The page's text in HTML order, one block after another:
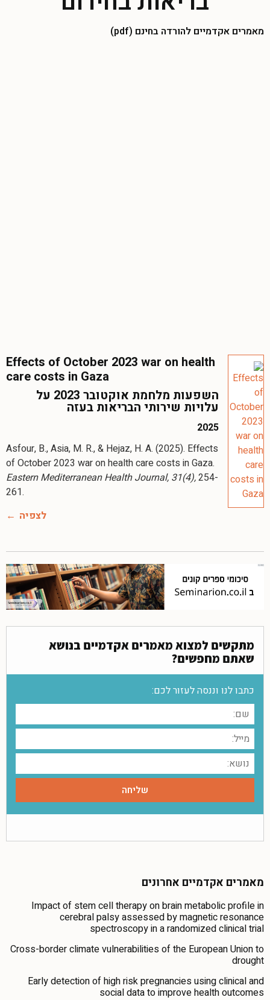
מאמרים אקדמיים להורדה בחינם (pdf)
Effects of October 2023 war on health
care costs in Gaza
השפעות מלחמת אוקטובר 2023 על
עלויות שירותי הבריאות בעזה
2025
Asfour, B., Asia, M. R., & Hejaz, H. A. (2025). Effects
of October 2023 war on health care costs in Gaza.
Eastern Mediterranean Health Journal, 31(4),254-
לצפיה
מתקשים למצוא מאמרים אקדמיים בנושא
שאתם מחפשים?
כתבו לנו וננסה לעזור לכם:
מאמרים אקדמיים אחרונים
Impact of stem cell therapy on brain metabolic profile in
cerebral palsy assessed by magnetic resonance
spectroscopy in a randomized clinical trial
Cross-border climate vulnerabilities of the European Union to
drought
Early detection of high risk pregnancies using clinical and
social data to improve health outcomes